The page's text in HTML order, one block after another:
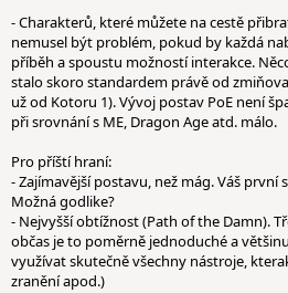
- Charakterů, které můžete na cestě
nemusel být problém, pokud by každá
příběh a spoustu možností interakce.
stalo skoro standardem právě od
už od Kotoru 1). Vývoj postav PoE není
při srovnání s ME, Dragon Age atd. málo.
Pro příští hraní:
- Zajímavější postavu, než mág. Váš první
Možná godlike?
- Nejvyšší obtížnost (Path of the Damn).
občas je to poměrně jednoduché a
využívat skutečně všechny nástroje,
zranění apod.)